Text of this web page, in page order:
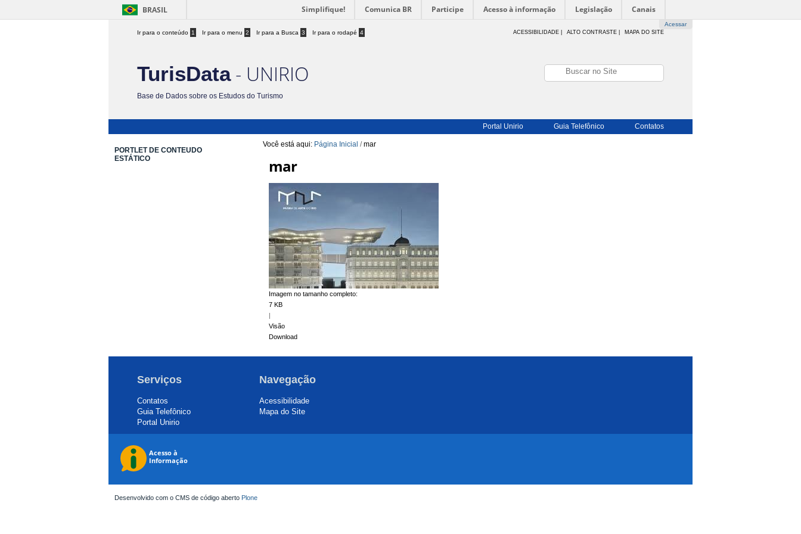
BRASIL Simplifique! Comunica BR Participe Acesso à informação Legislação Canais
Acessar
Ir para o conteúdo 1 Ir para o menu 2 Ir para a Busca 3 Ir para o rodapé 4 ACESSIBILIDADE ALTO CONTRASTE | MAPA DO SITE
TurisData- UNIRIO
Base de Dados sobre os Estudos do Turismo
Portal Unirio Guia Telefônico Contatos
Você está aqui: Página Inicial /mar
mar
Imagem no tamanho completo:
7 KB
|
Visão
Download
PORTLET DE CONTEUDO
ESTÁTICO
Serviços
Contatos
Guia Telefônico
Portal Unirio
Navegação
Acessibilidade
Mapa do Site
Desenvolvido com o CMS de código aberto Plone